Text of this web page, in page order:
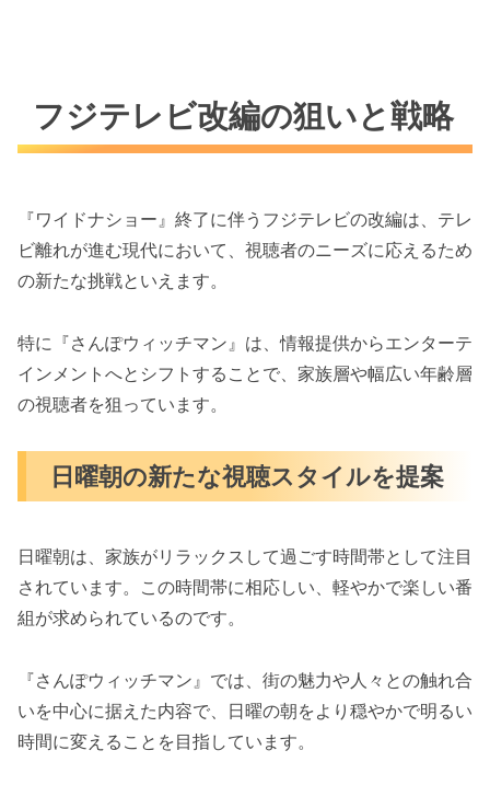
フジテレビ改編の狙いと戦略
『ワイドナショー』終了に伴うフジテレビの改編は、テレ
ビ離れが進む現代において、視聴者のニーズに応えるため
の新たな挑戦といえます。
特に『さんぽウィッチマン』は、情報提供からエンターテ
インメントへとシフトすることで、家族層や幅広い年齢層
の視聴者を狙っています。
日曜朝の新たな視聴スタイルを提案
日曜朝は、家族がリラックスして過ごす時間帯として注目
されています。この時間帯に相応しい、軽やかで楽しい番
組が求められているのです。
『さんぽウィッチマン』では、街の魅力や人々との触れ合
いを中心に据えた内容で、日曜の朝をより穏やかで明るい
時間に変えることを目指しています。